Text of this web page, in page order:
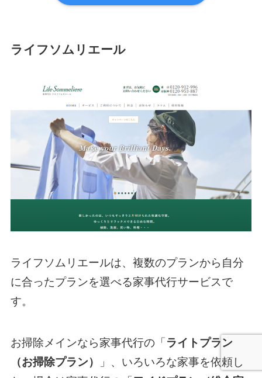
ライフソムリエール
ライフソムリエールは、複数のプランから自分
に合ったプランを選べる家事代行サービスで
す。
お掃除メインなら家事代行の「ライトプラン
（お掃除プラン）
」、いろいろな家事を依頼し